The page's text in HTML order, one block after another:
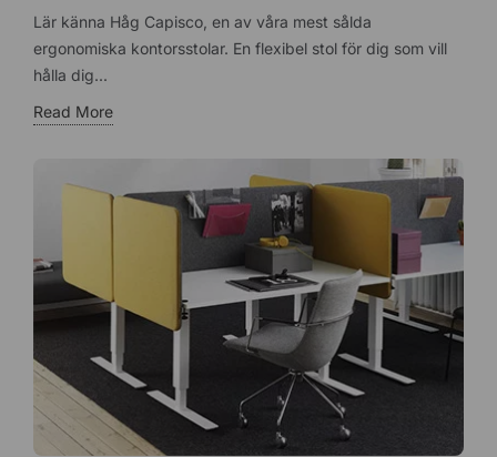
Lär känna Håg Capisco, en av våra mest sålda
ergonomiska kontorsstolar. En flexibel stol för dig som vill
hålla dig...
Read More